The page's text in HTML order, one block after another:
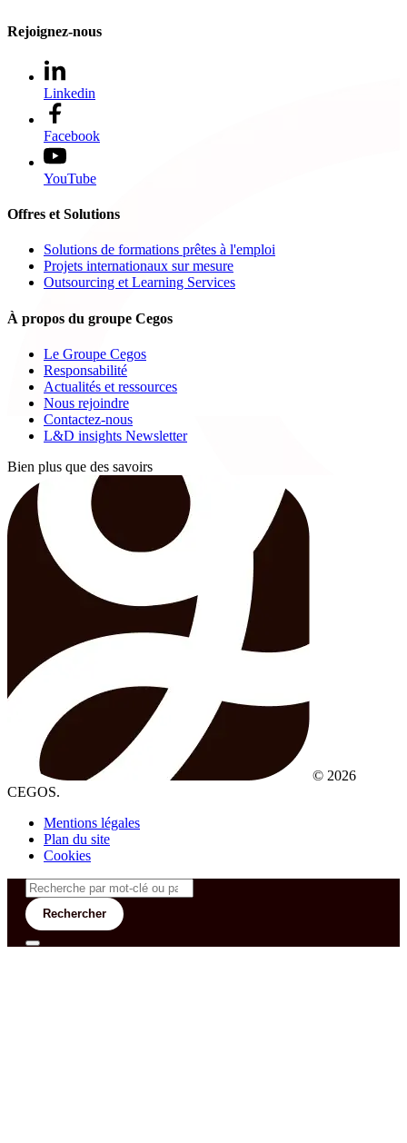
Rejoignez-nous
Linkedin
Facebook
YouTube
Offres et Solutions
Solutions de formations prêtes à l'emploi
Projets internationaux sur mesure
Outsourcing et Learning Services
À propos du groupe Cegos
Le Groupe Cegos
Responsabilité
Actualités et ressources
Nous rejoindre
Contactez-nous
L&D insights Newsletter
Bien plus que des savoirs
© 2026
CEGOS.
Mentions légales
Plan du site
Cookies
Rechercher